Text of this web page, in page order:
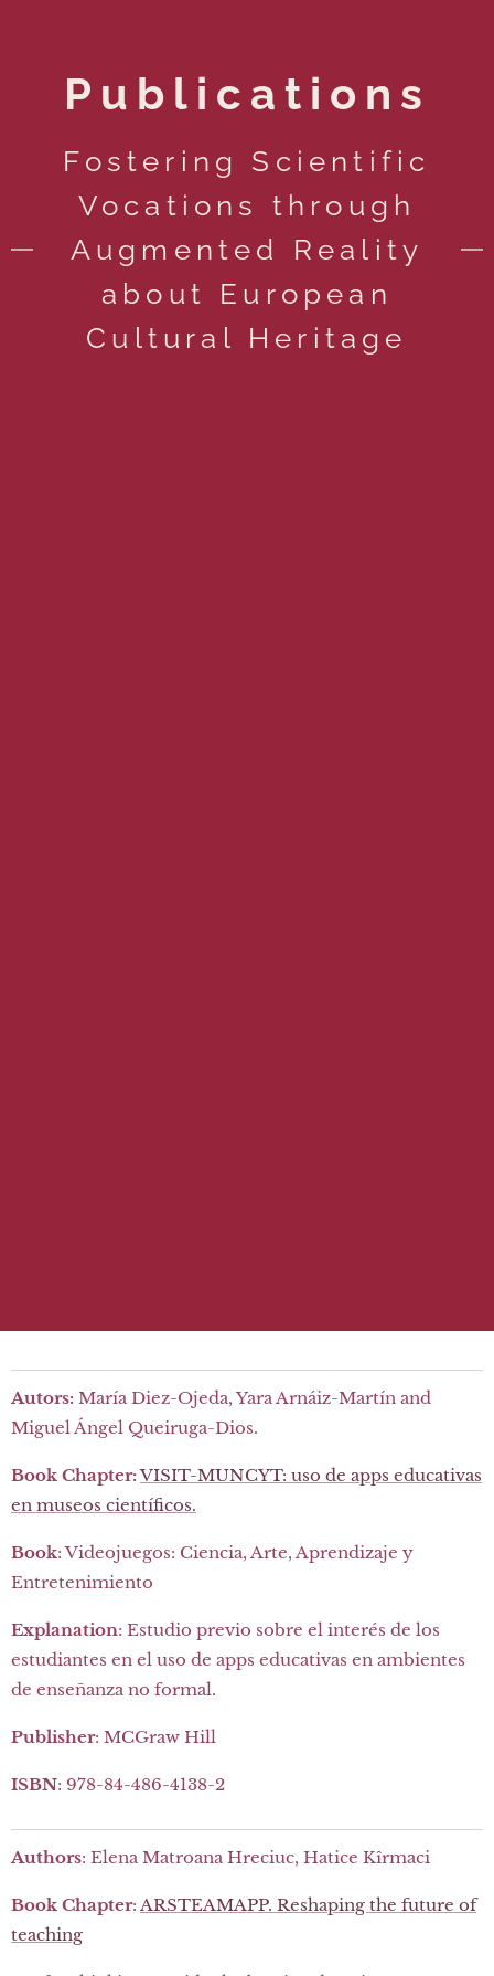
Publications
Fostering Scientific
Vocations through
Augmented Reality
about European
Cultural Heritage
Autors: María Diez-Ojeda, Yara Arnáiz-Martín and
Miguel Ángel Queiruga-Dios.
Book Chapter:VISIT-MUNCYT: uso de apps educativas
en museos científicos.
Book: Videojuegos: Ciencia, Arte, Aprendizaje y
Entretenimiento
Explanation: Estudio previo sobre el interés de los
estudiantes en el uso de apps educativas en ambientes
de enseñanza no formal.
Publisher: MCGraw Hill
ISBN: 978-84-486-4138-2
Authors: Elena Matroana Hreciuc, Hatice Kîrmaci
Book Chapter: ARSTEAMAPP. Reshaping the future of
teaching